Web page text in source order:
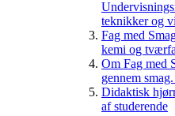
teknikker og
Fag med
kemi og
Om Fag med
gennem
Didaktisk
af studerende